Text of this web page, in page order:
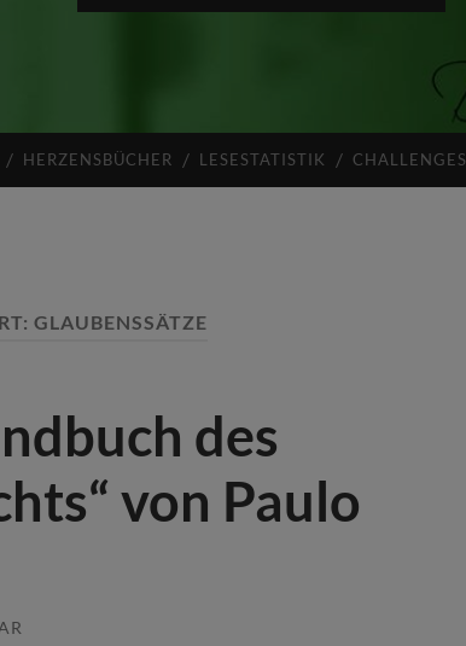
HERZENSBÜCHER LESESTATISTIK CHALLENGES
GLAUBENSSÄTZE
des
von Paulo